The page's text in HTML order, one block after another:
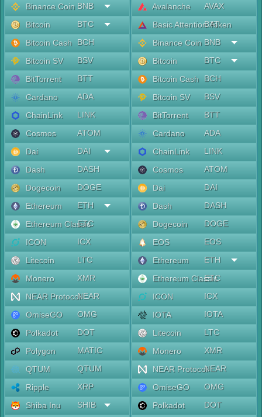
Binance Coin BNB
Bitcoin
BTC
Bitcoin Cash
BCH
Bitcoin SV
BSV
BitTorrent
BTT
Cardano
ADA
ChainLink
LINK
Cosmos
ATOM
Dai
DAI
Dash
DASH
Dogecoin
DOGE
Ethereum
ETH
Ethereum Classic
ETC
ICON
ICX
Litecoin
LTC
Monero
XMR
NEAR ProtocolNEAR
OmiseGO
OMG
Polkadot
DOT
Polygon
MATIC
QTUM
QTUM
Ripple
XRP
Shiba Inu
SHIB
Avalanche
AVAX
Basic Attention Token
BAT
Binance Coin BNB
Bitcoin
BTC
Bitcoin Cash
BCH
Bitcoin SV
BSV
BitTorrent
BTT
Cardano
ADA
ChainLink
LINK
Cosmos
ATOM
Dai
DAI
Dash
DASH
Dogecoin
DOGE
EOS
EOS
Ethereum
ETH
Ethereum Classic
ETC
ICON
ICX
IOTA
IOTA
Litecoin
LTC
Monero
XMR
NEAR ProtocolNEAR
OmiseGO
OMG
Polkadot
DOT